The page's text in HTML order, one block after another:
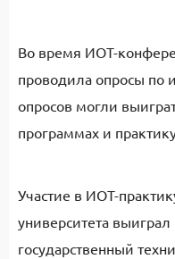
Во время ИОТ-
проводила опросы по
опросов могли
программах и
Участие в ИОТ-
университета
государственный